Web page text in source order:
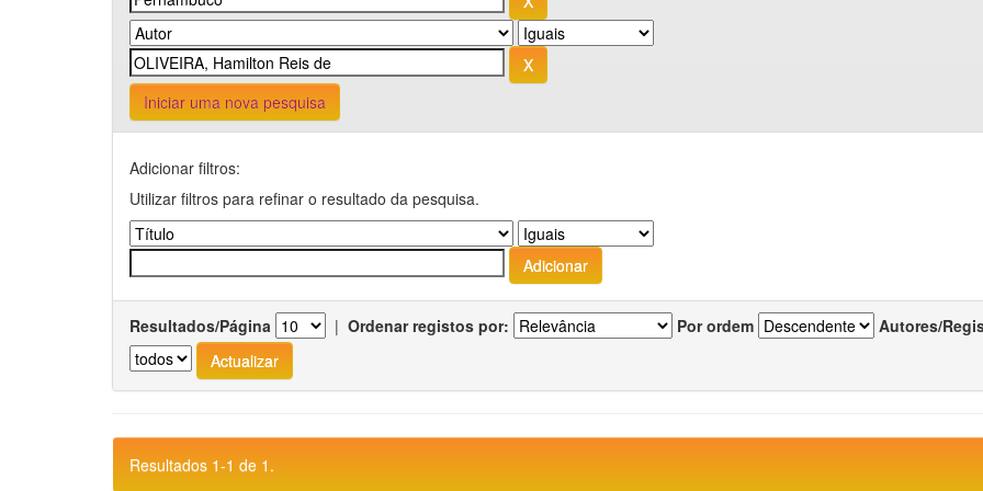
Iniciar uma nova pesquisa
Adicionar filtros:
Utilizar filtros para refinar o resultado da pesquisa.
Resultados/Página | Ordenar registos por: Por ordem Autores/
Resultados 1-1 de 1.